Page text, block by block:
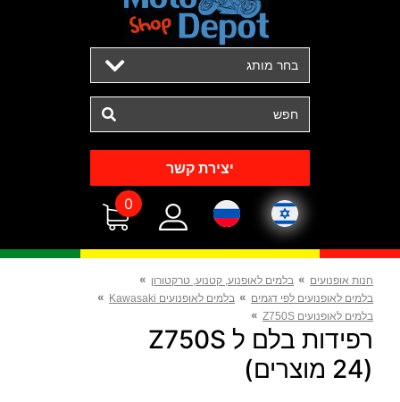
בחר מותג
יצירת קשר
0
חנות אופנועים » בלמים לאופנוע, קטנוע, טרקטורון »
בלמים לאופנועים לפי דגמים » בלמים לאופנועים Kawasaki »
בלמים לאופנועים Z750S »
רפידות בלם ל Z750S
(24 מוצרים)